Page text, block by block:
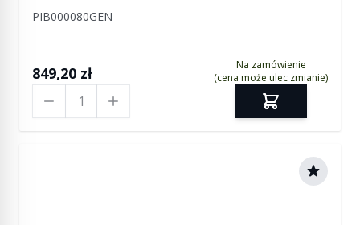
PIB000080GEN
849,20 zł
Na zamówienie
(cena może ulec zmianie)